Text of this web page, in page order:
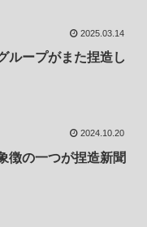
2025.03.14
ループがまた捏造し
2024.10.20
徴の一つが捏造新聞